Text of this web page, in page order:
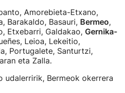
Amorebieta-Etxano,
Barakaldo, Basauri, Bermeo,
Etxebarri, Galdakao, Gernika-
Leioa, Lekeitio,
Portugalete, Santurtzi,
eta Zalla.
udalerririk, Bermeok okerrera